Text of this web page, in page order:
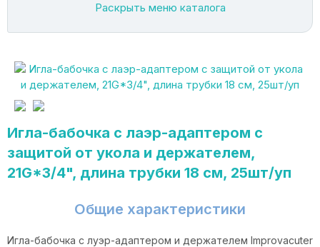
Раскрыть меню каталога
Игла-бабочка с лаэр-адаптером с
защитой от укола и держателем,
21G*3/4", длина трубки 18 см, 25шт/уп
Общие характеристики
Игла-бабочка с луэр-адаптером и держателем Improvacuter